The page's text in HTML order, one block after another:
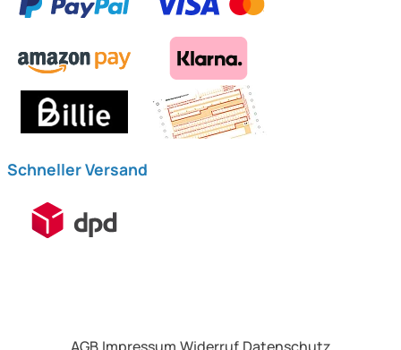
Schneller Versand
AGB Impressum Widerruf Datenschutz